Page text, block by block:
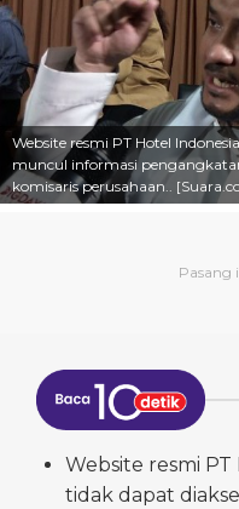
Website resmi PT Hotel
muncul informasi
komisaris perusahaan..
Website resmi
tidak dapat